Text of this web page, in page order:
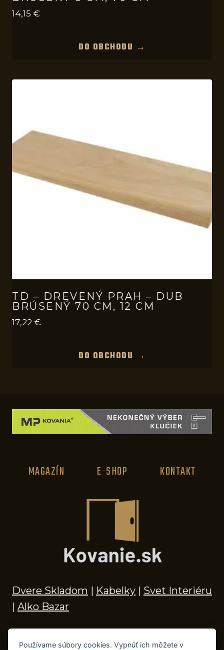
14,15 €
DO OBCHODU →
TD – DREVENÝ PRAH – DUB
BRÚSENÝ 70 CM, 12 CM
17,22 €
DO OBCHODU →
MAGAZÍN E-SHOP KONTAKT
Dvere Skladom | Kabelky | Svet Interiéru
| Alko Bazar
Používame súbory cookies. Vypnúť ich môžete v